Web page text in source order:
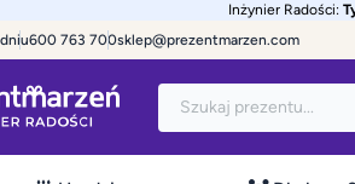
Inżynier Radości:
600 763 700sklep@prezentmarzen.com